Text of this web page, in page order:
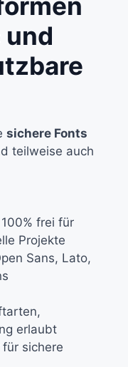
sichere Fonts
teilweise auch
frei für
Projekte
Sans, Lato,
erlaubt
sichere